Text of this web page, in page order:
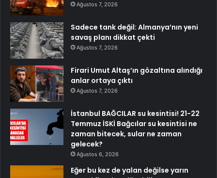
Ağustos 7, 2026
Sadece tank değil: Almanya’nın yeni
savaş planı dikkat çekti
Ağustos 7, 2026
Firari Umut Altaş’ın gözaltına alındığı
anlar ortaya çıktı
Ağustos 7, 2026
İstanbul BAĞCILAR su kesintisi! 21-22
Temmuz İSKİ Bağcılar su kesintisi ne
zaman bitecek, sular ne zaman
gelecek?
Ağustos 6, 2026
Eğer bu kez de yalan değilse yarın